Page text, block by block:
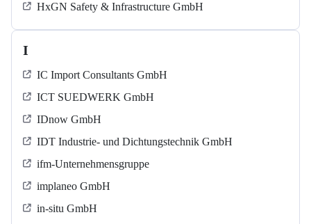
HxGN Safety & Infrastructure GmbH
I
IC Import Consultants GmbH
ICT SUEDWERK GmbH
IDnow GmbH
IDT Industrie- und Dichtungstechnik GmbH
ifm-Unternehmensgruppe
implaneo GmbH
in-situ GmbH